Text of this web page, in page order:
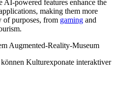
AI-powered features enhance the
making them more
of purposes, from gaming and
Kulturexponate interaktiver